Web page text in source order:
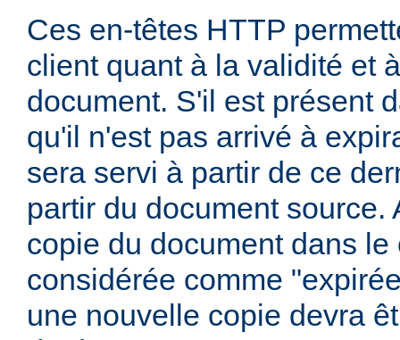
Ces en-têtes HTTP
client quant à la validité et
document. S'il est présent
qu'il n'est pas arrivé à
sera servi à partir de ce
partir du document source.
copie du document dans le
considérée comme
une nouvelle copie devra